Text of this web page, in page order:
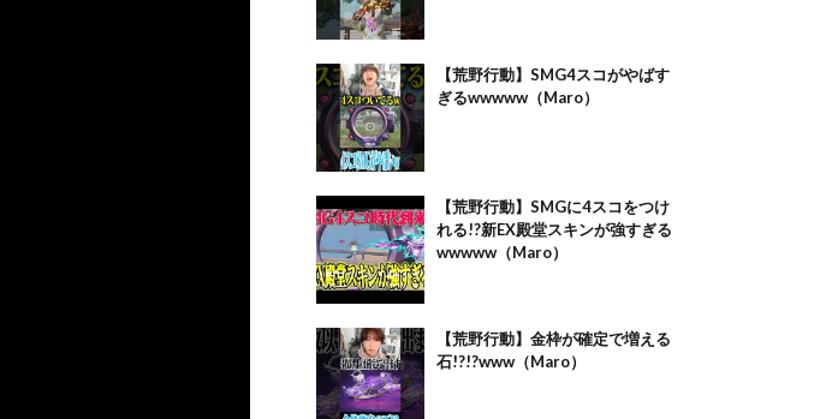
【荒野行動】SMG4スコがやばす
ぎるwwwww（Maro）
【荒野行動】SMGに4スコをつけ
れる!?新EX殿堂スキンが強すぎる
wwwww（Maro）
【荒野行動】金枠が確定で増える
石!?!?www（Maro）